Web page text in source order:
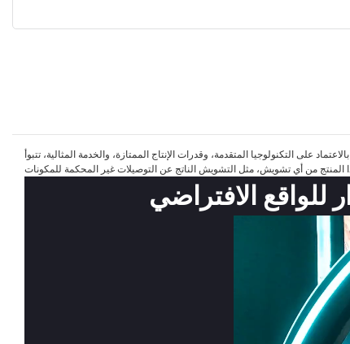
بالاعتماد على التكنولوجيا المتقدمة، وقدرات الإنتاج الممتازة، والخدمة المثالية، تتبوأ SKYFUN مكانة رائدة في هذا المجال، وتنشر منتجاتها في جميع أنحاء العالم. إلى جانب منتجاتنا، نقدم خدمات عالية الجودة. إذا كنتم مهتمين بمنتجنا الجديد، جهاز محاكاة الواقع